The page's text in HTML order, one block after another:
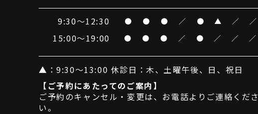
9:30～12:30 ● ● ● ／ ● ▲ ／ ／
15:00～19:00 ● ● ● ／ ● ／ ／ ／
▲ ：9:30～13:00 休診日：木、土曜午後、日、祝日
【ご予約にあたってのご案内】
ご予約のキャンセル・変更は、お電話よりご連絡くださ
い。